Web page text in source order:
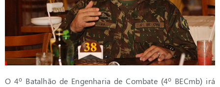
O 4º Batalhão de Engenharia de Combate (4º BECmb) irá